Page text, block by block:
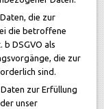
die zur
die betroffene
DSGVO als
die zur
sind.
zur Erfüllung
unser